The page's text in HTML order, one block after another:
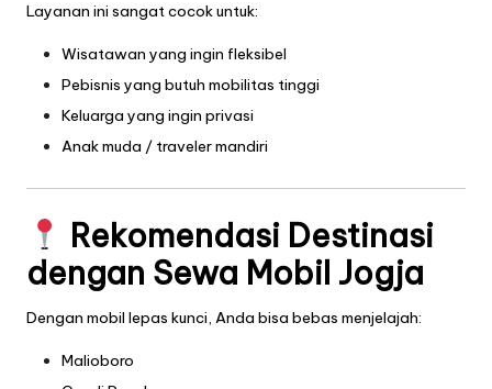
Layanan ini sangat cocok untuk:
Wisatawan yang ingin fleksibel
Pebisnis yang butuh mobilitas tinggi
Keluarga yang ingin privasi
Anak muda / traveler mandiri
Rekomendasi Destinasi
dengan Sewa Mobil Jogja
Dengan mobil lepas kunci, Anda bisa bebas menjelajah:
Malioboro